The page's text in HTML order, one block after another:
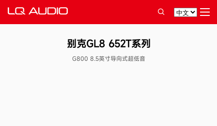
别克GL8 652T系列
G800 8.5英寸导向式超低音